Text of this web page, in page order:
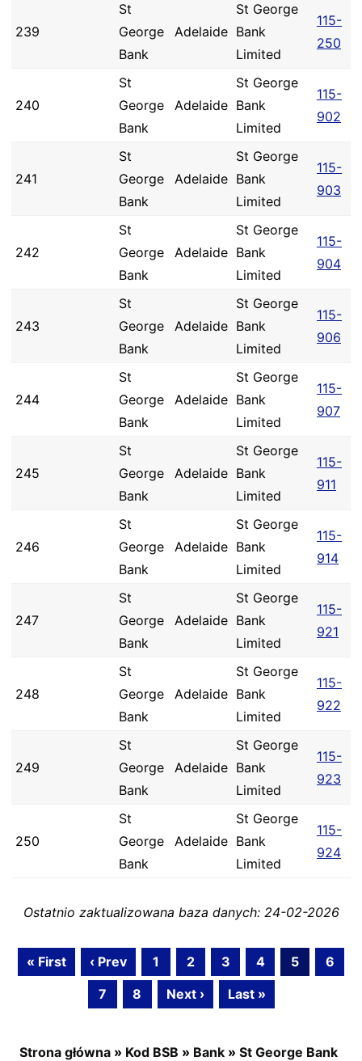
239
St
George
Bank
Adelaide
St George
Bank
Limited
115-
250
240
St
George
Bank
Adelaide
St George
Bank
Limited
115-
902
241
St
George
Bank
Adelaide
St George
Bank
Limited
115-
903
242
St
George
Bank
Adelaide
St George
Bank
Limited
115-
904
243
St
George
Bank
Adelaide
St George
Bank
Limited
115-
906
244
St
George
Bank
Adelaide
St George
Bank
Limited
115-
907
245
St
George
Bank
Adelaide
St George
Bank
Limited
115-
911
246
St
George
Bank
Adelaide
St George
Bank
Limited
115-
914
247
St
George
Bank
Adelaide
St George
Bank
Limited
115-
921
248
St
George
Bank
Adelaide
St George
Bank
Limited
115-
922
249
St
George
Bank
Adelaide
St George
Bank
Limited
115-
923
250
St
George
Bank
Adelaide
St George
Bank
Limited
115-
924
Ostatnio zaktualizowana baza danych: 24-02-2026
« First ‹ Prev 1 2 3 4 5
6
7
8 Next › Last »
Strona główna » Kod BSB » Bank » St George Bank